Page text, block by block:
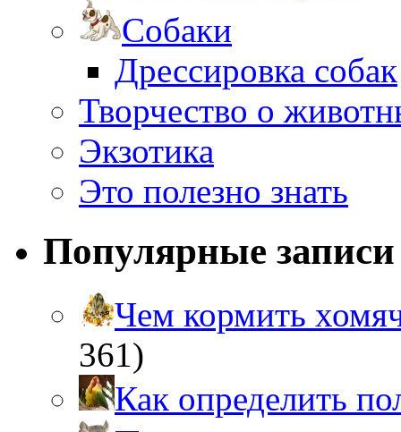
Собаки
Дрессировка собак
Творчество о
Экзотика
Это полезно знать
Популярные записи
Чем кормить
361)
Как определить